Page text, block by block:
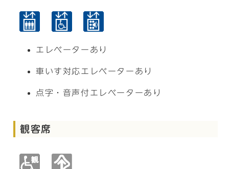
エレベーターあり
車いす対応エレベーターあり
点字・音声付エレベーターあり
観客席